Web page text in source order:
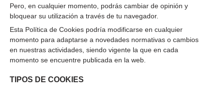
Pero, en cualquier momento, podrás cambiar de opinión y
bloquear su utilización a través de tu navegador.
Esta Política de Cookies podría modificarse en cualquier
momento para adaptarse a novedades normativas o cambios
en nuestras actividades, siendo vigente la que en cada
momento se encuentre publicada en la web.
TIPOS DE COOKIES